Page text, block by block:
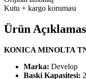
Kutu + kargo koruması
Ürün
KONICA MINOLTA
Marka: Develop
Baski Kapasitesi: